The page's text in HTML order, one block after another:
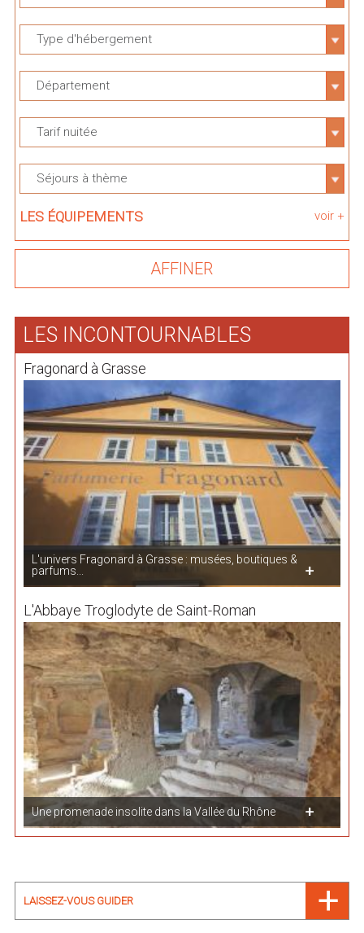
Type d'hébergement
Département
Tarif nuitée
Séjours à thème
LES ÉQUIPEMENTS voir +
LES INCONTOURNABLES
Fragonard à Grasse
L'univers Fragonard à Grasse : musées, boutiques &
parfums...
L'Abbaye Troglodyte de Saint-Roman
Une promenade insolite dans la Vallée du Rhône
LAISSEZ-VOUS GUIDER